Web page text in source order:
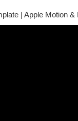
| Apple Motion